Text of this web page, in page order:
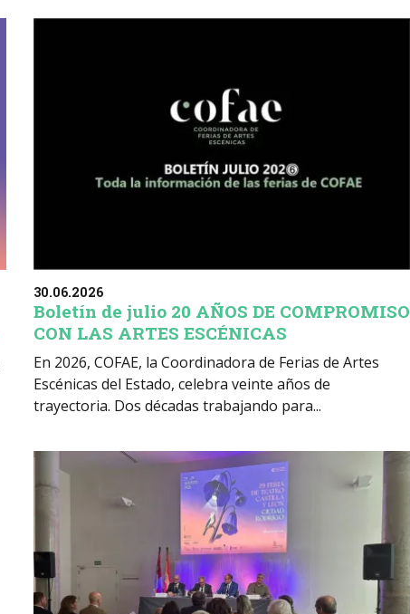
30.06.2026
Boletín de julio 20 AÑOS DE COMPROMISO
CON LAS ARTES ESCÉNICAS
En 2026, COFAE, la Coordinadora de Ferias de Artes
Escénicas del Estado, celebra veinte años de
trayectoria. Dos décadas trabajando para...